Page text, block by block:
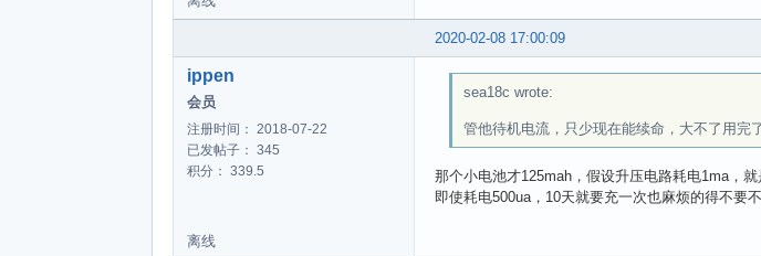
2020-02-08 17:00:09
ippen
会员
注册时间： 2018-07-22
已发帖子： 345
积分： 339.5
sea18c wrote:
管他待机电流，只少现在能续命，大不了用完
那个小电池才125mah，假设升压电路耗电1ma，
即使耗电500ua，10天就要充一次也麻烦的得不要
离线